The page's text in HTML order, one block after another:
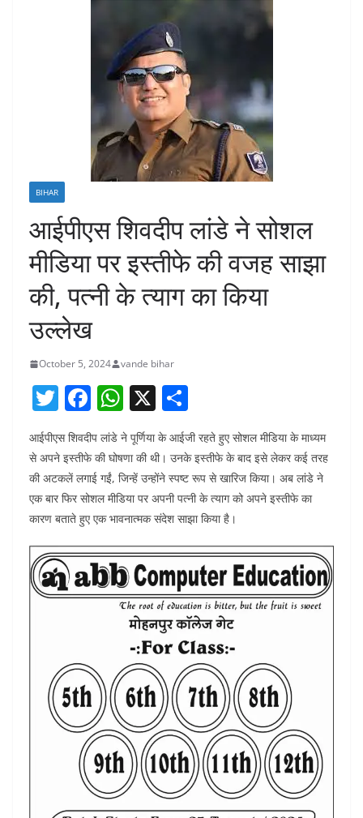
BIHAR
आईपीएस शिवदीप लांडे ने सोशल
मीडिया पर इस्तीफे की वजह साझा
की, पत्नी के त्याग का किया
उल्लेख
October 5, 2024 vande bihar
T
w
itt
er
F
c
e
b
o
o
k
W
h
at
s
A
p
p
X
h
ar
e
आईपीएस शिवदीप लांडे ने पूर्णिया के आईजी रहते हुए सोशल मीडिया के माध्यम
से अपने इस्तीफे की घोषणा की थी। उनके इस्तीफे के बाद इसे लेकर कई तरह
की अटकलें लगाई गईं, जिन्हें उन्होंने स्पष्ट रूप से खारिज किया। अब लांडे ने
एक बार फिर सोशल मीडिया पर अपनी पत्नी के त्याग को अपने इस्तीफे का
कारण बताते हुए एक भावनात्मक संदेश साझा किया है।